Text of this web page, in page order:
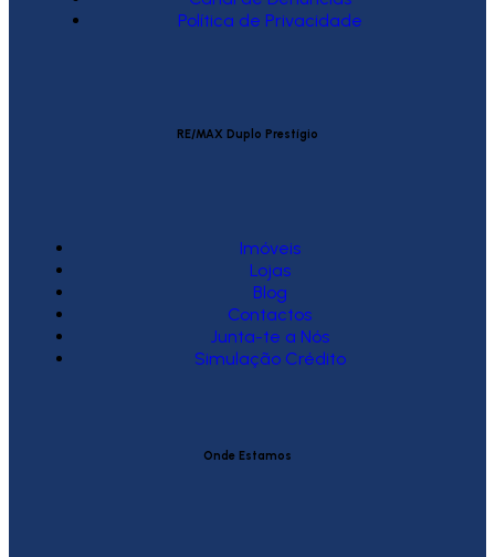
Política de Privacidade
RE/MAX Duplo Prestígio
Imóveis
Lojas
Blog
Contactos
Junta-te a Nós
Simulação Crédito
Onde Estamos